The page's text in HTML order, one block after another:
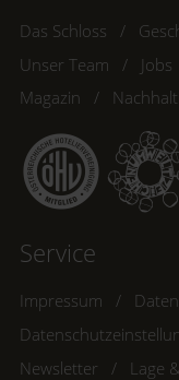
Das Schloss
Unser Team
Jobs
Magazin
Service
Impressum
Newsletter
Lage